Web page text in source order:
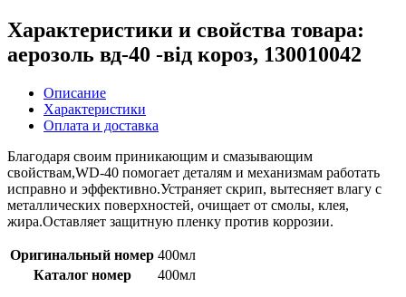
Характеристики и свойства товара:
аерозоль вд-40 -від короз, 130010042
Описание
Характеристики
Оплата и доставка
Благодаря своим приникающим и смазывающим
свойствам,WD-40 помогает деталям и механизмам работать
исправно и эффективно.Устраняет скрип, вытесняет влагу с
металлических поверхностей, очищает от смолы, клея,
жира.Оставляет защитную пленку против коррозии.
Оригинальный номер 400мл
Каталог номер
400мл